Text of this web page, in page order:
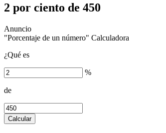
2 por ciento de 450
"Porcentaje de un número" Calculadora
¿Qué es
%
de
Calcular